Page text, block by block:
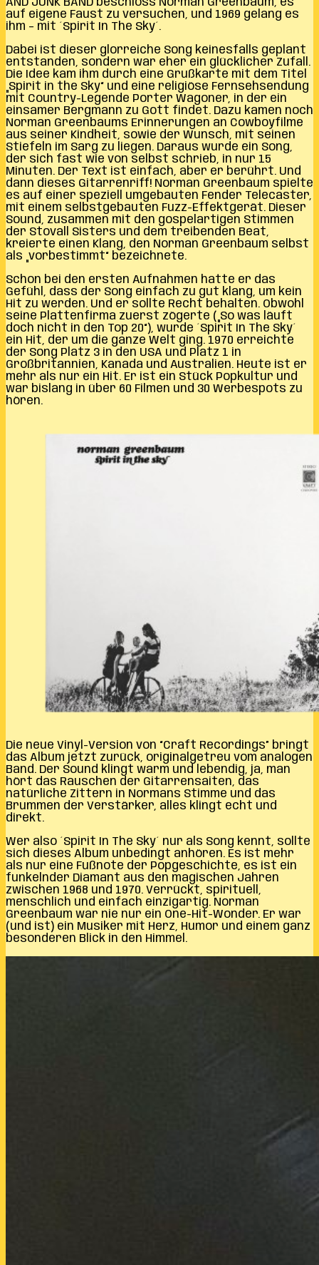
auf eigene Faust zu versuchen, und 1969 gelang es
ihm – mit ´Spirit In The Sky´.
Dabei ist dieser glorreiche Song keinesfalls geplant
entstanden, sondern war eher ein glücklicher Zufall.
Die Idee kam ihm durch eine Grußkarte mit dem Titel
„Spirit in the Sky“ und eine religiöse Fernsehsendung
mit Country-Legende Porter Wagoner, in der ein
einsamer Bergmann zu Gott findet. Dazu kamen noch
Norman Greenbaums Erinnerungen an Cowboyfilme
aus seiner Kindheit, sowie der Wunsch, mit seinen
Stiefeln im Sarg zu liegen. Daraus wurde ein Song,
der sich fast wie von selbst schrieb, in nur 15
Minuten. Der Text ist einfach, aber er berührt. Und
dann dieses Gitarrenriff! Norman Greenbaum spielte
es auf einer speziell umgebauten Fender Telecaster,
mit einem selbstgebauten Fuzz-Effektgerät. Dieser
Sound, zusammen mit den gospelartigen Stimmen
der Stovall Sisters und dem treibenden Beat,
kreierte einen Klang, den Norman Greenbaum selbst
als „vorbestimmt“ bezeichnete.
Schon bei den ersten Aufnahmen hatte er das
Gefühl, dass der Song einfach zu gut klang, um kein
Hit zu werden. Und er sollte Recht behalten. Obwohl
seine Plattenfirma zuerst zögerte („So was läuft
doch nicht in den Top 20“), wurde ´Spirit In The Sky´
ein Hit, der um die ganze Welt ging. 1970 erreichte
der Song Platz 3 in den USA und Platz 1 in
Großbritannien, Kanada und Australien. Heute ist er
mehr als nur ein Hit. Er ist ein Stück Popkultur und
war bislang in über 60 Filmen und 30 Werbespots zu
hören.
Die neue Vinyl-Version von “Craft Recordings” bringt
das Album jetzt zurück, originalgetreu vom analogen
Band. Der Sound klingt warm und lebendig, ja, man
hört das Rauschen der Gitarrensaiten, das
natürliche Zittern in Normans Stimme und das
Brummen der Verstärker, alles klingt echt und
direkt.
Wer also ´Spirit In The Sky´ nur als Song kennt, sollte
sich dieses Album unbedingt anhören. Es ist mehr
als nur eine Fußnote der Popgeschichte, es ist ein
funkelnder Diamant aus den magischen Jahren
zwischen 1968 und 1970. Verrückt, spirituell,
menschlich und einfach einzigartig. Norman
Greenbaum war nie nur ein One-Hit-Wonder. Er war
(und ist) ein Musiker mit Herz, Humor und einem ganz
besonderen Blick in den Himmel.